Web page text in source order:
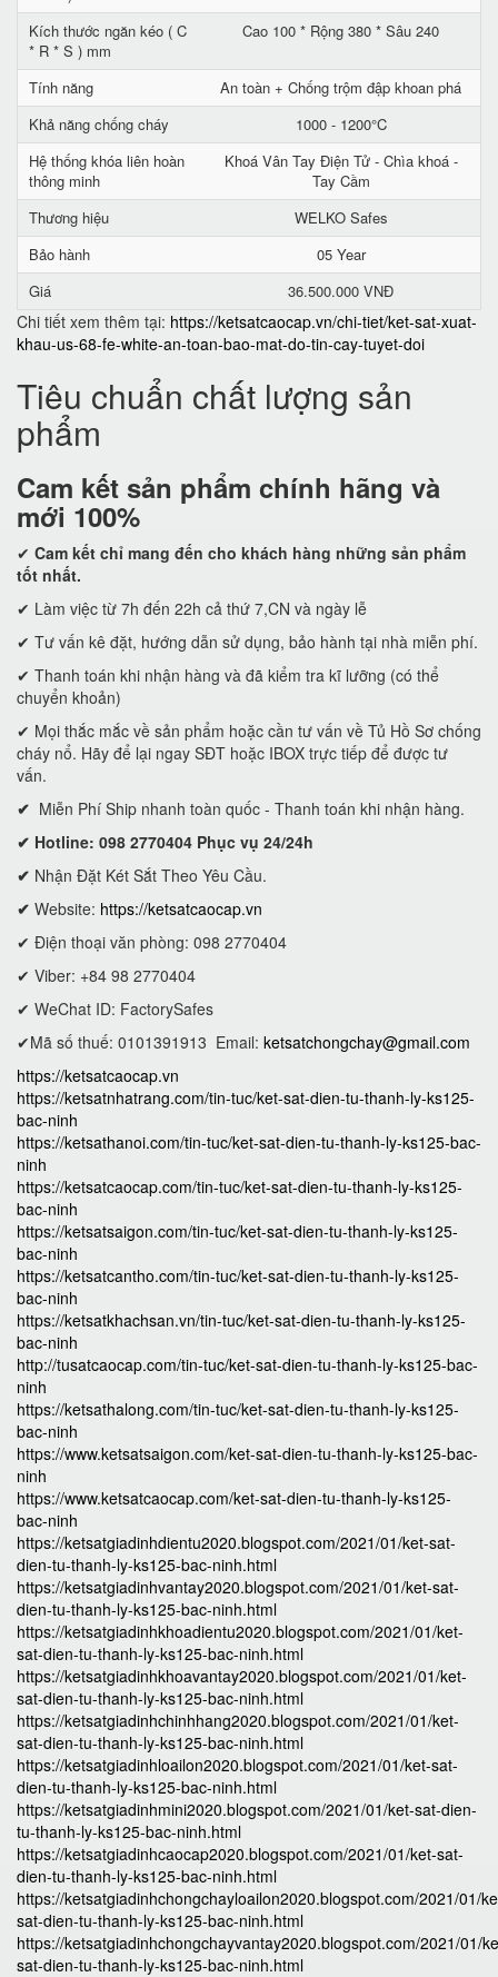
Kích thước ngăn kéo ( C
* R * S ) mm
Cao 100 * Rộng 380 * Sâu 240
Tính năng
An toàn + Chống trộm đập khoan phá
Khả năng chống cháy
1000 - 1200°C
Hệ thống khóa liên hoàn
thông minh
Khoá Vân Tay Điện Tử - Chìa khoá -
Tay Cầm
Thương hiệu
WELKO Safes
Bảo hành
05 Year
Giá
36.500.000 VNĐ
Chi tiết xem thêm tại: https://ketsatcaocap.vn/chi-tiet/ket-sat-xuat-
khau-us-68-fe-white-an-toan-bao-mat-do-tin-cay-tuyet-doi
Tiêu chuẩn chất lượng sản
phẩm
Cam kết sản phẩm chính hãng và
mới 100%
✔ Cam kết chỉ mang đến cho khách hàng những sản phẩm
tốt nhất.
✔ Làm việc từ 7h đến 22h cả thứ 7,CN và ngày lễ
✔ Tư vấn kê đặt, hướng dẫn sử dụng, bảo hành tại nhà miễn phí.
✔ Thanh toán khi nhận hàng và đã kiểm tra kĩ lưỡng (có thể
chuyển khoản)
✔ Mọi thắc mắc về sản phẩm hoặc cần tư vấn về Tủ Hồ Sơ chống
cháy nổ. Hãy để lại ngay SĐT hoặc IBOX trực tiếp để được tư
vấn.
✔ Miễn Phí Ship nhanh toàn quốc - Thanh toán khi nhận hàng.
✔ Hotline: 098 2770404 Phục vụ 24/24h
✔ Nhận Đặt Két Sắt Theo Yêu Cầu.
✔ Website: https://ketsatcaocap.vn
✔ Điện thoại văn phòng: 098 2770404
✔ Viber: +84 98 2770404
✔ WeChat ID: FactorySafes
✔Mã số thuế: 0101391913 Email: ketsatchongchay@gmail.com
https://ketsatcaocap.vn
https://ketsatnhatrang.com/tin-tuc/ket-sat-dien-tu-thanh-ly-ks125-
bac-ninh
https://ketsathanoi.com/tin-tuc/ket-sat-dien-tu-thanh-ly-ks125-bac-
ninh
https://ketsatcaocap.com/tin-tuc/ket-sat-dien-tu-thanh-ly-ks125-
bac-ninh
https://ketsatsaigon.com/tin-tuc/ket-sat-dien-tu-thanh-ly-ks125-
bac-ninh
https://ketsatcantho.com/tin-tuc/ket-sat-dien-tu-thanh-ly-ks125-
bac-ninh
https://ketsatkhachsan.vn/tin-tuc/ket-sat-dien-tu-thanh-ly-ks125-
bac-ninh
http://tusatcaocap.com/tin-tuc/ket-sat-dien-tu-thanh-ly-ks125-bac-
ninh
https://ketsathalong.com/tin-tuc/ket-sat-dien-tu-thanh-ly-ks125-
bac-ninh
https://www.ketsatsaigon.com/ket-sat-dien-tu-thanh-ly-ks125-bac-
ninh
https://www.ketsatcaocap.com/ket-sat-dien-tu-thanh-ly-ks125-
bac-ninh
https://ketsatgiadinhdientu2020.blogspot.com/2021/01/ket-sat-
dien-tu-thanh-ly-ks125-bac-ninh.html
https://ketsatgiadinhvantay2020.blogspot.com/2021/01/ket-sat-
dien-tu-thanh-ly-ks125-bac-ninh.html
https://ketsatgiadinhkhoadientu2020.blogspot.com/2021/01/ket-
sat-dien-tu-thanh-ly-ks125-bac-ninh.html
https://ketsatgiadinhkhoavantay2020.blogspot.com/2021/01/ket-
sat-dien-tu-thanh-ly-ks125-bac-ninh.html
https://ketsatgiadinhchinhhang2020.blogspot.com/2021/01/ket-
sat-dien-tu-thanh-ly-ks125-bac-ninh.html
https://ketsatgiadinhloailon2020.blogspot.com/2021/01/ket-sat-
dien-tu-thanh-ly-ks125-bac-ninh.html
https://ketsatgiadinhmini2020.blogspot.com/2021/01/ket-sat-dien-
tu-thanh-ly-ks125-bac-ninh.html
https://ketsatgiadinhcaocap2020.blogspot.com/2021/01/ket-sat-
dien-tu-thanh-ly-ks125-bac-ninh.html
https://ketsatgiadinhchongchayloailon2020.blogspot.com/2021/01/
sat-dien-tu-thanh-ly-ks125-bac-ninh.html
https://ketsatgiadinhchongchayvantay2020.blogspot.com/2021/01/
sat-dien-tu-thanh-ly-ks125-bac-ninh.html